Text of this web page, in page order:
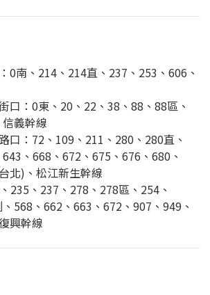
0南、214、214直、237、253、606、
口：0東、20、22、38、88、88區、
義幹線
口：72、109、211、280、280直、
、668、672、675、676、680、
北)、松江新生幹線
235、237、278、278區、254、
568、662、663、672、907、949、
興幹線